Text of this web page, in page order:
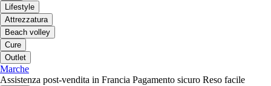
Lifestyle
Attrezzatura
Beach volley
Cure
Outlet
Marche
Assistenza post-vendita in Francia Pagamento sicuro Reso facile